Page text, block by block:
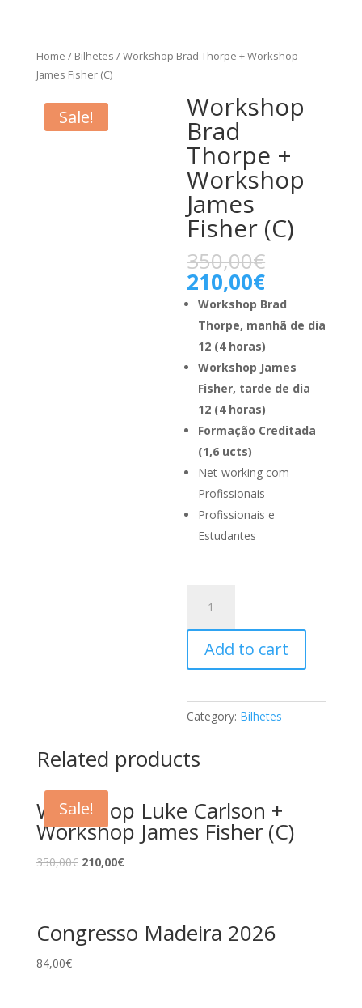
Home / Bilhetes / Workshop Brad Thorpe + Workshop
James Fisher (C)
Sale! Workshop
Brad
Thorpe +
Workshop
James
Fisher (C)
350,00€
210,00€
Workshop Brad
Thorpe, manhã de dia
12 (4 horas)
Workshop James
Fisher, tarde de dia
12 (4 horas)
Formação Creditada
(1,6 ucts)
Net-working com
Profissionais
Profissionais e
Estudantes
Brad
Thorpe
Workshop
Fisher
(C)
Add to cart
Category: Bilhetes
Related products
Sale!
Workshop Luke Carlson +
Workshop James Fisher (C)
350,00€ 210,00€
Congresso Madeira 2026
84,00€